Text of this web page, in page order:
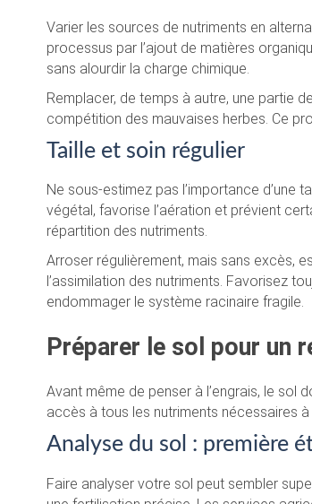
Varier les sources de nutriments en
processus par l’ajout de matières
sans alourdir la charge chimique.
Remplacer, de temps à autre, une partie
compétition des mauvaises herbes. Ce
Taille et soin régulier
Ne sous-estimez pas l’importance d’une
végétal, favorise l’aération et prévient
répartition des nutriments.
Arroser régulièrement, mais sans excès,
l’assimilation des nutriments. Favorisez
endommager le système racinaire fragile.
Préparer le sol pour un
Avant même de penser à l’engrais, le
accès à tous les nutriments nécessaires
Analyse du sol : première
Faire analyser votre sol peut sembler